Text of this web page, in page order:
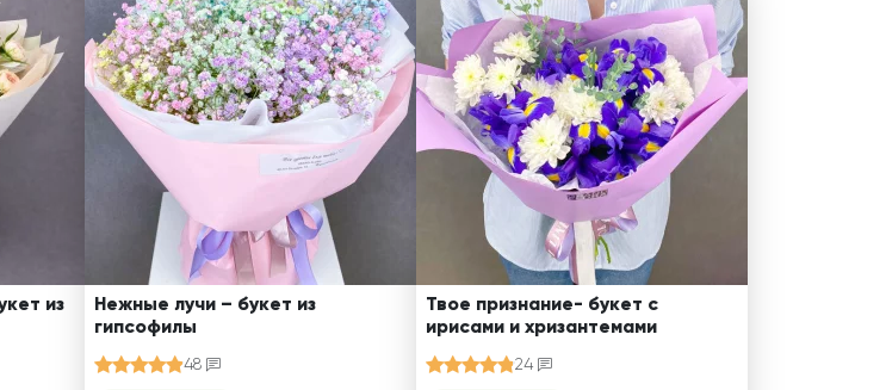
из
Нежные лучи – букет из
гипсофилы
48
Твое признание- букет с
ирисами и хризантемами
24